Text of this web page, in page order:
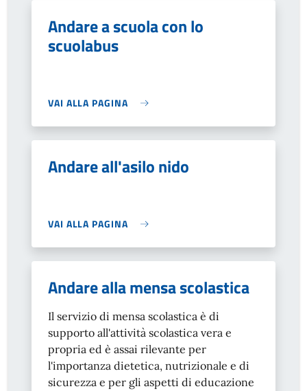
Andare a scuola con lo
scuolabus
VAI ALLA PAGINA
Andare all'asilo nido
VAI ALLA PAGINA
Andare alla mensa scolastica
Il servizio di mensa scolastica è di
supporto all'attività scolastica vera e
propria ed è assai rilevante per
l'importanza dietetica, nutrizionale e di
sicurezza e per gli aspetti di educazione